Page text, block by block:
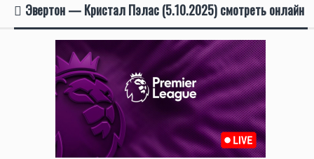
Эвертон — Кристал Пэлас (5.10.2025) смотреть онлайн